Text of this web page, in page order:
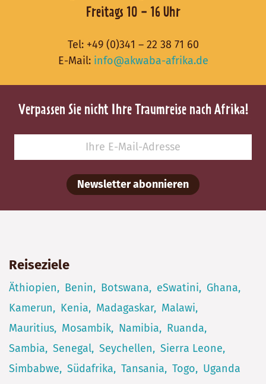
Freitags 10 - 16 Uhr
Tel: +49 (0)341 – 22 38 71 60
E-Mail: info@akwaba-afrika.de
Verpassen Sie nicht Ihre Traumreise nach Afrika!
Newsletter abonnieren
Reiseziele
Äthiopien Benin Botswana eSwatini
Ghana
Kamerun
Kenia Madagaskar
Malawi
Mauritius
Mosambik Namibia
Ruanda
Sambia
Senegal Seychellen
Sierra Leone
Simbabwe
Südafrika Tansania Togo Uganda